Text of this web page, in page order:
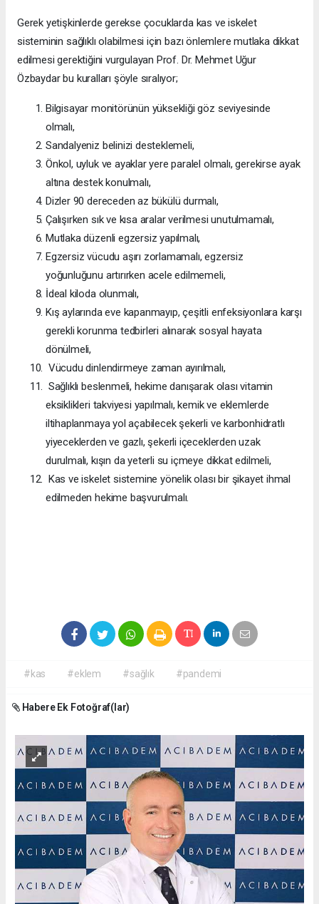
Gerek yetişkinlerde gerekse çocuklarda kas ve iskelet
sisteminin sağlıklı olabilmesi için bazı önlemlere mutlaka dikkat
edilmesi gerektiğini vurgulayan Prof. Dr. Mehmet Uğur
Özbaydar bu kuralları şöyle sıralıyor;
Bilgisayar monitörünün yüksekliği göz seviyesinde
olmalı,
Sandalyeniz belinizi desteklemeli,
Önkol, uyluk ve ayaklar yere paralel olmalı, gerekirse ayak
altına destek konulmalı,
Dizler 90 dereceden az bükülü durmalı,
Çalışırken sık ve kısa aralar verilmesi unutulmamalı,
Mutlaka düzenli egzersiz yapılmalı,
Egzersiz vücudu aşırı zorlamamalı, egzersiz
yoğunluğunu artırırken acele edilmemeli,
İdeal kiloda olunmalı,
Kış aylarında eve kapanmayıp, çeşitli enfeksiyonlara karşı
gerekli korunma tedbirleri alınarak sosyal hayata
dönülmeli,
Vücudu dinlendirmeye zaman ayırılmalı,
Sağlıklı beslenmeli, hekime danışarak olası vitamin
eksiklikleri takviyesi yapılmalı, kemik ve eklemlerde
iltihaplanmaya yol açabilecek şekerli ve karbonhidratlı
yiyeceklerden ve gazlı, şekerli içeceklerden uzak
durulmalı, kışın da yeterli su içmeye dikkat edilmeli,
Kas ve iskelet sistemine yönelik olası bir şikayet ihmal
edilmeden hekime başvurulmalı.
#kas #eklem #sağlık #pandemi
Habere Ek Fotoğraf(lar)